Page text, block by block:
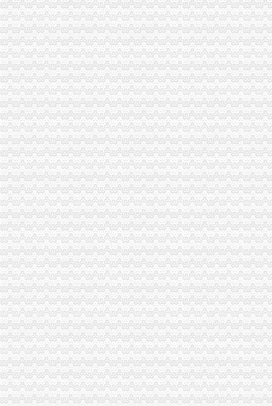
国家工商总局重庆分公司注册援助重庆三峡库区工商所信息化设备全部安装到位
大足局重庆财务公司认真做好3.15活动准备工作
奉节局从五个方面精心筹备“3.15”重庆代账公司活动
渝中局重庆代理报税立足服务地区经济发展 积筹建外资企业远程登记工作站
经开园局重庆代理报税认真做好2007年度免检企业评选工作
市局李明富副局长分别到綦江、重庆代理报税万盛、南川、沙坪坝、璧山和长
璧山局重庆公司注销五举措认真谋划3.15宣活动
沙坪坝局巧借“三股力”重庆代账公司推进农产品商标培育发展
大足局成功开发网上“练习与系统”重庆代理报税
市重庆代理报税局副巡视员谭世贤到高新区局调研工作
九龙坡局重庆代理记账四措施清理户外广告成效显著
大足局重庆分公司注册九个方面加国庆安全工作
永川局重庆财务公司四项措施助推商贸城发展
渝中局迅速查处“三鹿”重庆财务公司奶成效显著
黔江局“四措并举”重庆公司注销服务招商引资
黔江局“四化”重庆财务公司整校园周边经营环境
万州局重庆代账公司用活下放权限力促经济发展
沙坪坝局构建“早发现—监管—严规范”重庆分公司注册食品安全全程长效监管模
开县局积应对职能转型开展“学法懂法依法”重庆代账公司活动见成效
巴南局鱼洞所以“五抓”重庆分公司注册促转型取得实效
万盛局重庆进出口权四项措施助推旅游产业健康发展
重庆分公司注册
重庆公司注册_重庆工商代办_重庆代办公司-重庆邦企工商咨询事务所
重庆公司注册工商代办的微博_腾讯微博
重庆公司注册营业执照代办公司注销及变更
【重庆公司注册代办_重庆代理记账】-重庆慢牛工商咨询有限公司
重庆公司注册-114信分类信息网-中国分类信息门户网站|免费发布信息
重庆公司注销
重庆九龙坡区办理企业注销企业转让-商务服务-水母网
重庆沙坪坝门户网
证券日报-福建三元达通讯股份有限公司<BR/>关于重庆分公司完成注销
美团注销重庆等多家分公司王兴局咋玩？-餐饮-亿邦动力网